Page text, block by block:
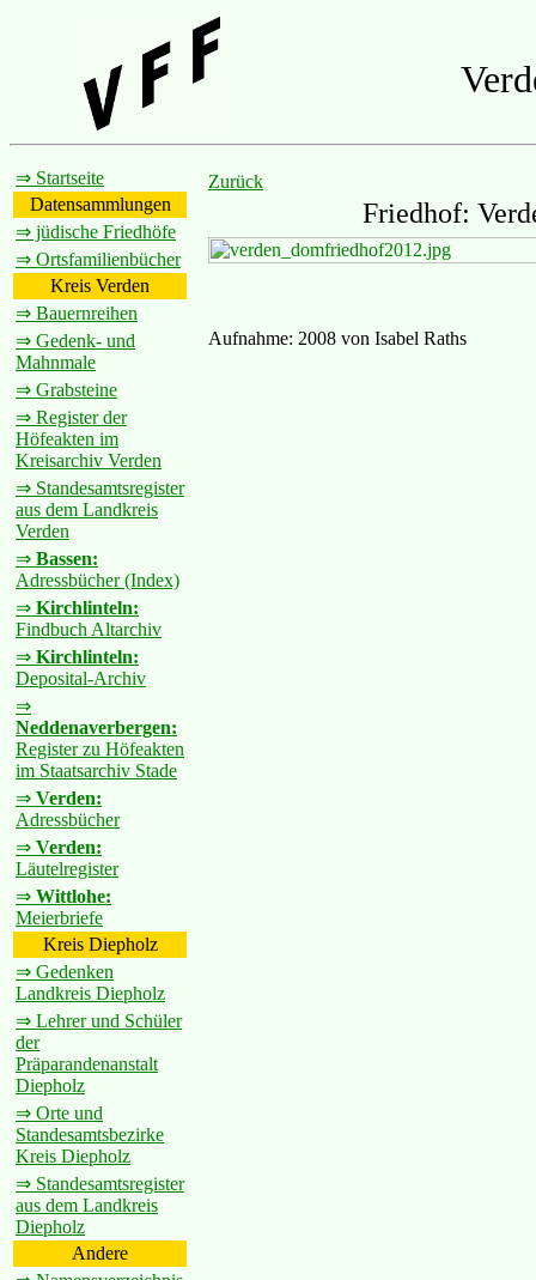
⇒ Startseite
Datensammlungen
⇒ jüdische Friedhöfe
⇒ Ortsfamilienbücher
Kreis Verden
⇒ Bauernreihen
⇒ Gedenk- und
Mahnmale
⇒ Grabsteine
⇒ Register der
Höfeakten im
Kreisarchiv Verden
⇒ Standesamtsregister
aus dem Landkreis
Verden
⇒ Bassen:
Adressbücher (Index)
⇒ Kirchlinteln:
Findbuch Altarchiv
⇒ Kirchlinteln:
Deposital-Archiv
⇒
Neddenaverbergen:
Register zu Höfeakten
im Staatsarchiv Stade
⇒ Verden:
Adressbücher
⇒ Verden:
Läutelregister
⇒ Wittlohe:
Meierbriefe
Kreis Diepholz
⇒ Gedenken
Landkreis Diepholz
⇒ Lehrer und Schüler
der
Präparandenanstalt
Diepholz
⇒ Orte und
Standesamtsbezirke
Kreis Diepholz
⇒ Standesamtsregister
aus dem Landkreis
Diepholz
Andere
Zurück
Friedhof:
Aufnahme: 2008 von Isabel Raths